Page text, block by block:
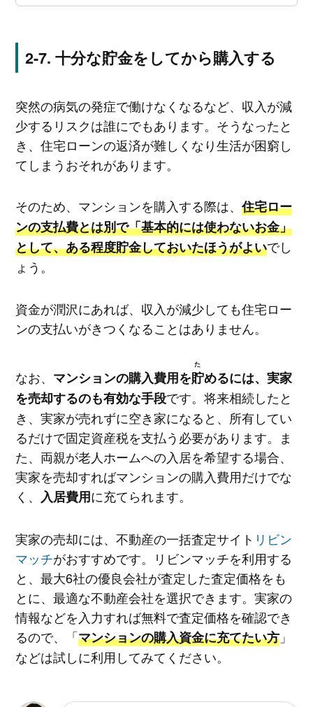
十分な貯金をしてから購入する
突然の病気の発症で働けなくなるなど、収入が減
少するリスクは誰にでもあります。そうなったと
き、住宅ローンの返済が難しくなり生活が困窮し
てしまうおそれがあります。
そのため、マンションを購入する際は、住宅ロー
ンの支払費とは別で「基本的には使わないお金」
として、ある程度貯金しておいたほうがよいでし
ょう。
資金が潤沢にあれば、収入が減少しても住宅ロー
ンの支払いがきつくなることはありません。
なお、 マンションの購入費用を貯
た
めるには、実家
を売却するのも有効な手段です。将来相続したと
き、実家が売れずに空き家になると、所有してい
るだけで固定資産税を支払う必要があります。ま
た、両親が老人ホームへの入居を希望する場合、
実家を売却すればマンションの購入費用だけでな
く、 入居費用に充てられます。
実家の売却には、不動産の一括査定サイト リビン
マッチがおすすめです。リビンマッチを利用する
と、最大6社の優良会社が査定した査定価格をも
とに、最適な不動産会社を選択できます。実家の
情報などを入力すれば無料で査定価格を確認でき
るので、「マンションの購入資金に充てたい方」
などは試しに利用してみてください。